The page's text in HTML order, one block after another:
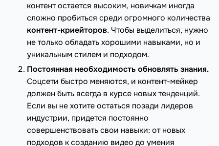
контент остается высоким, новичкам иногда
сложно пробиться среди огромного количества
контент-криейторов. Чтобы выделиться, нужно
не только обладать хорошими навыками, но и
уникальным стилем и подходом.
Постоянная необходимость обновлять знания.
Соцсети быстро меняются, и контент-мейкер
должен быть всегда в курсе новых тенденций.
Если вы не хотите остаться позади лидеров
индустрии, придется постоянно
совершенствовать свои навыки: от новых
подходов к созданию видео до умения